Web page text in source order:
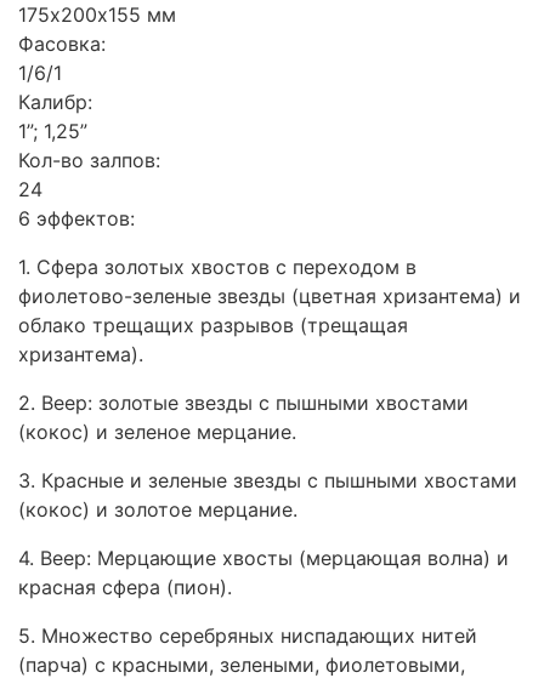
175х200х155 мм
Фасовка:
1/6/1
Калибр:
1”; 1,25”
Кол-во залпов:
24
6 эффектов:
1. Сфера золотых хвостов с переходом в
фиолетово-зеленые звезды (цветная хризантема) и
облако трещащих разрывов (трещащая
хризантема).
2. Веер: золотые звезды с пышными хвостами
(кокос) и зеленое мерцание.
3. Красные и зеленые звезды с пышными хвостами
(кокос) и золотое мерцание.
4. Веер: Мерцающие хвосты (мерцающая волна) и
красная сфера (пион).
5. Множество серебряных ниспадающих нитей
(парча) с красными, зелеными, фиолетовыми,